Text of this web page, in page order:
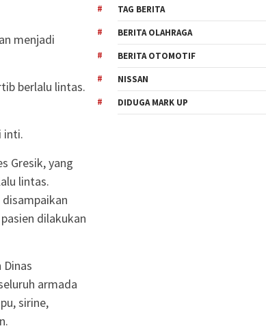
menjadi
berlalu lintas.
inti.
Gresik, yang
lintas.
dilakukan
armada
sirine,
TAG BERITA
BERITA OLAHRAGA
BERITA OTOMOTIF
NISSAN
DIDUGA MARK UP